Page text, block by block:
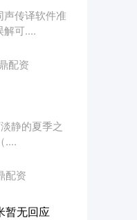
声传译软件准
解可....
配资
静的夏季之
....
配资
暂无回应